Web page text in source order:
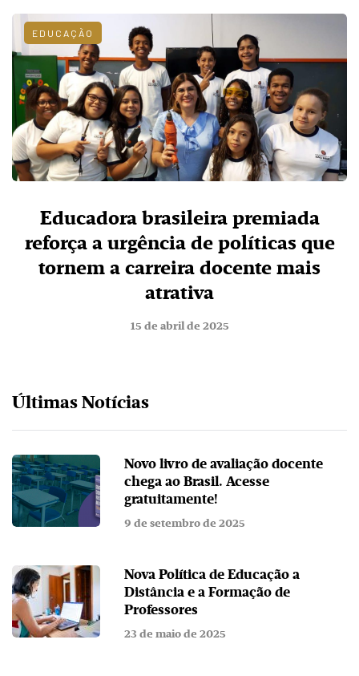
EDUCAÇÃO
Educadora brasileira premiada
reforça a urgência de políticas que
tornem a carreira docente mais
atrativa
15 de abril de 2025
Últimas Notícias
Novo livro de avaliação docente
chega ao Brasil. Acesse
gratuitamente!
9 de setembro de 2025
Nova Política de Educação a
Distância e a Formação de
Professores
23 de maio de 2025